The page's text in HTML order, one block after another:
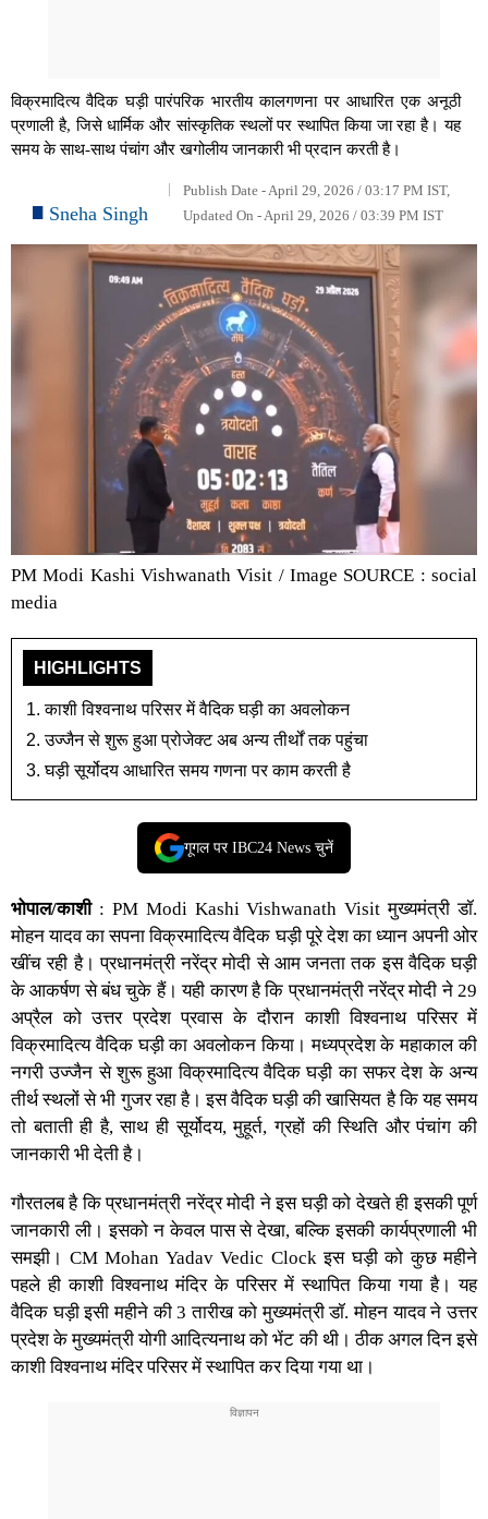
विक्रमादित्य वैदिक घड़ी पारंपरिक भारतीय कालगणना पर आधारित एक अनूठी
प्रणाली है, जिसे धार्मिक और सांस्कृतिक स्थलों पर स्थापित किया जा रहा है। यह
समय के साथ-साथ पंचांग और खगोलीय जानकारी भी प्रदान करती है।
Sneha Singh
Publish Date - April 29, 2026 / 03:17 PM IST,
Updated On - April 29, 2026 / 03:39 PM IST
PM Modi Kashi Vishwanath Visit / Image SOURCE : social
media
HIGHLIGHTS
काशी विश्वनाथ परिसर में वैदिक घड़ी का अवलोकन
उज्जैन से शुरू हुआ प्रोजेक्ट अब अन्य तीर्थों तक पहुंचा
घड़ी सूर्योदय आधारित समय गणना पर काम करती है
गूगल पर IBC24 News चुनें
भोपाल/काशी: PM Modi Kashi Vishwanath Visit मुख्यमंत्री डॉ.
मोहन यादवका सपनाविक्रमादित्य वैदिक घड़ीपूरे देश का ध्यान अपनी ओर
खींच रही है। प्रधानमंत्री नरेंद्र मोदी से आम जनता तक इस वैदिक घड़ी
के आकर्षण से बंध चुके हैं। यही कारण है कि प्रधानमंत्री नरेंद्र मोदी ने 29
अप्रैल को उत्तर प्रदेश प्रवास के दौरान काशी विश्वनाथ परिसर में
विक्रमादित्य वैदिक घड़ी का अवलोकन किया। मध्यप्रदेश के महाकाल की
नगरी उज्जैन से शुरू हुआ विक्रमादित्य वैदिक घड़ी का सफर देश के अन्य
तीर्थ स्थलों से भी गुजर रहा है। इस वैदिक घड़ी की खासियत है कि यह समय
तो बताती ही है, साथ ही सूर्योदय, मुहूर्त, ग्रहों की स्थिति और पंचांग की
जानकारी भी देती है।
गौरतलब है कि प्रधानमंत्री नरेंद्र मोदी ने इस घड़ी को देखते ही इसकी पूर्ण
जानकारी ली। इसको न केवल पास से देखा, बल्कि इसकी कार्यप्रणाली भी
समझी। CM Mohan Yadav Vedic Clockइस घड़ी को कुछ महीने
पहले ही काशी विश्वनाथ मंदिर के परिसर में स्थापित किया गया है। यह
वैदिक घड़ी इसी महीने की 3 तारीख को मुख्यमंत्री डॉ. मोहन यादव ने उत्तर
प्रदेश के मुख्यमंत्री योगी आदित्यनाथ को भेंट की थी। ठीक अगल दिन इसे
काशी विश्वनाथ मंदिर परिसर में स्थापित कर दिया गया था।